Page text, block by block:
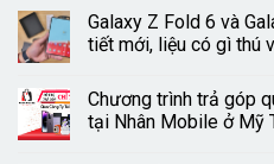
Galaxy Z Fold 6 và
tiết mới, liệu có gì thú
Chương trình trả góp
tại Nhân Mobile ở Mỹ